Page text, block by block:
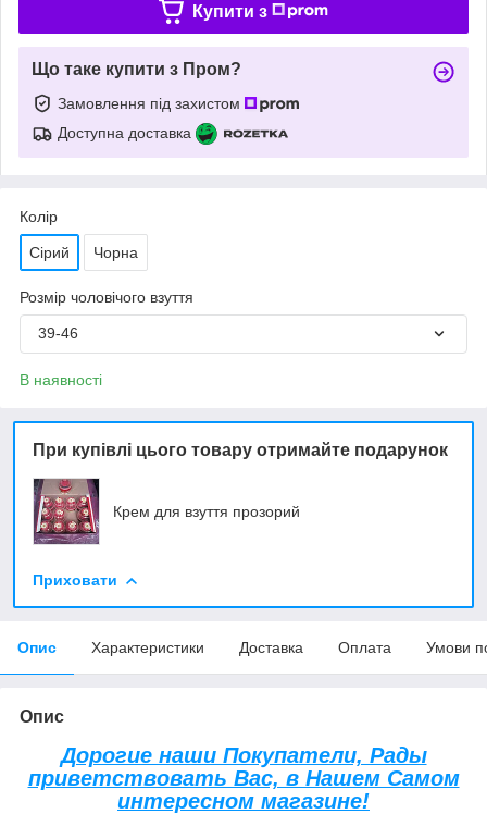
Купити з
Що таке купити з Пром?
Замовлення під захистом
Доступна доставка
Колір
Сірий Чорна
Розмір чоловічого взуття
39-46
В наявності
При купівлі цього товару отримайте подарунок
Крем для взуття прозорий
Приховати
Опис Характеристики Доставка Оплата Умови
Опис
Дорогие наши Покупатели, Рады
приветствовать Вас, в Нашем Самом
интересном магазине!